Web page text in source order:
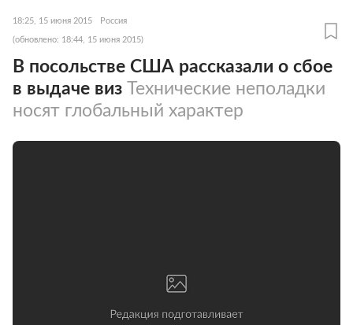
18:25, 15 июня 2015 Россия
(обновлено: 18:44, 15 июня 2015)
В посольстве США рассказали о сбое
в выдаче виз Технические неполадки
носят глобальный характер